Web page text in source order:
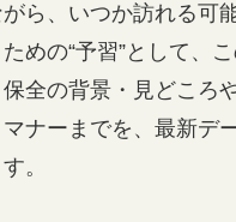
ら、いつか訪れる可
めの“予習”として、
全の背景・見どころ
ナーまでを、最新デ
。